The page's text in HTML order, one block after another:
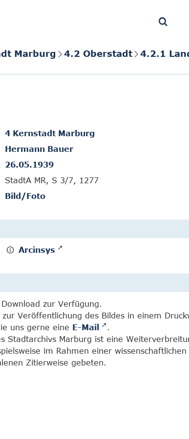
Marburg 4.2 Oberstadt 4.2.1
4 Kernstadt Marburg
Hermann Bauer
26.05.1939
StadtA MR, S 3/7, 1277
Bild/Foto
Arcinsys
zur Verfügung.
Veröffentlichung des Bildes in einem
uns gerne eine E-Mail
.
Stadtarchivs Marburg ist eine
im Rahmen einer
Zitierweise gebeten.